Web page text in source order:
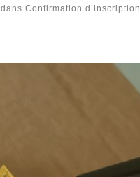
dans Confirmation d’inscription